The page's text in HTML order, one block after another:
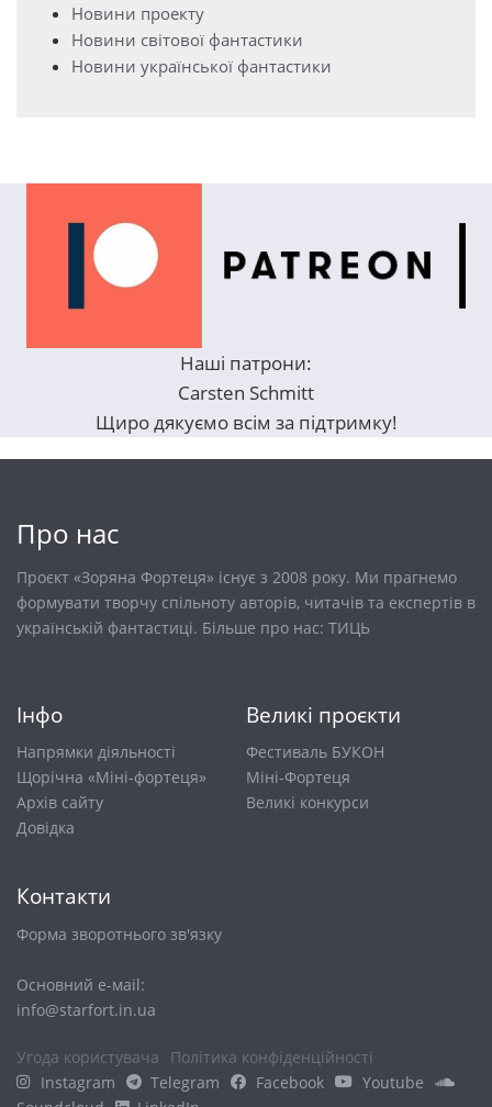
Новини проекту
Новини світової фантастики
Новини української фантастики
Наші патрони:
Carsten Schmitt
Щиро дякуємо всім за підтримку!
Про нас
Проєкт «Зоряна Фортеця» існує з 2008 року. Ми прагнемо
формувати творчу спільноту авторів, читачів та експертів в
українській фантастиці. Більше про нас: ТИЦЬ
Інфо
Напрямки діяльності
Щорічна «Міні-фортеця»
Архів сайту
Довiдка
Великі проєкти
Фестиваль БУКОН
Міні-Фортеця
Великі конкурси
Контакти
Форма зворотнього зв'язку
Основний е-маіl:
info@starfort.in.ua
Угода користувача
Політика конфіденційності
Instagram
Telegram Facebook
Youtube